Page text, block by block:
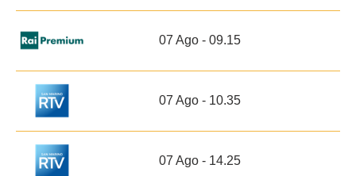
07 Ago - 09.15
07 Ago - 10.35
07 Ago - 14.25